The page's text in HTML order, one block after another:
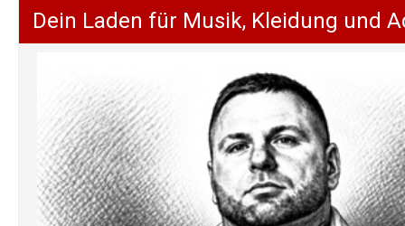
Dein Laden für Musik, Kleidung und